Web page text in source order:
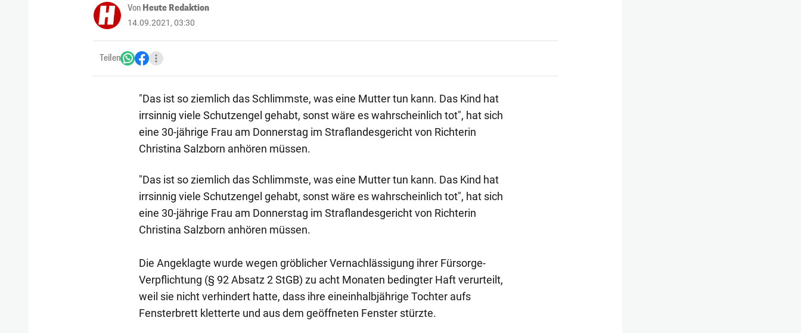
Von Heute Redaktion
14.09.2021, 03:30
Teilen
"Das ist so ziemlich das Schlimmste, was eine Mutter tun kann. Das Kind hat
irrsinnig viele Schutzengel gehabt, sonst wäre es wahrscheinlich tot", hat sich
eine 30-jährige Frau am Donnerstag im Straflandesgericht von Richterin
Christina Salzborn anhören müssen.
"Das ist so ziemlich das Schlimmste, was eine Mutter tun kann. Das Kind hat
irrsinnig viele Schutzengel gehabt, sonst wäre es wahrscheinlich tot", hat sich
eine 30-jährige Frau am Donnerstag im Straflandesgericht von Richterin
Christina Salzborn anhören müssen.
Die Angeklagte wurde wegen gröblicher Vernachlässigung ihrer Fürsorge-
Verpflichtung (§ 92 Absatz 2 StGB) zu acht Monaten bedingter Haft verurteilt,
weil sie nicht verhindert hatte, dass ihre eineinhalbjährige Tochter aufs
Fensterbrett kletterte und aus dem geöffneten Fenster stürzte.